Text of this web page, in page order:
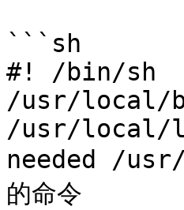
```sh
#! /bin/sh
/usr/local/
/usr/local/
needed /
的命令